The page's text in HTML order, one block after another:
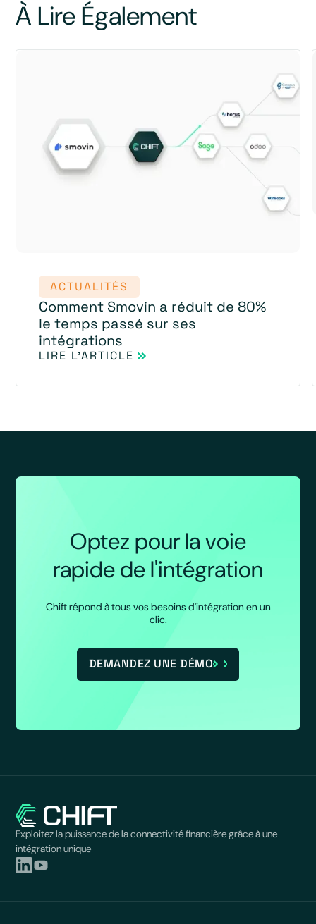
À Lire Également
ACTUALITÉS
Comment Smovin a réduit de 80%
le temps passé sur ses
intégrations
LIRE L'ARTICLE
Optez pour la voie
rapide de l'intégration
Chift répond à tous vos besoins d'intégration en un
clic.
DEMANDEZ UNE DÉMO
Exploitez la puissance de la connectivité financière grâce à une
intégration unique